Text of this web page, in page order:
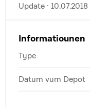
Update · 10.07.2018
Informatiounen
Type
Datum vum Depot